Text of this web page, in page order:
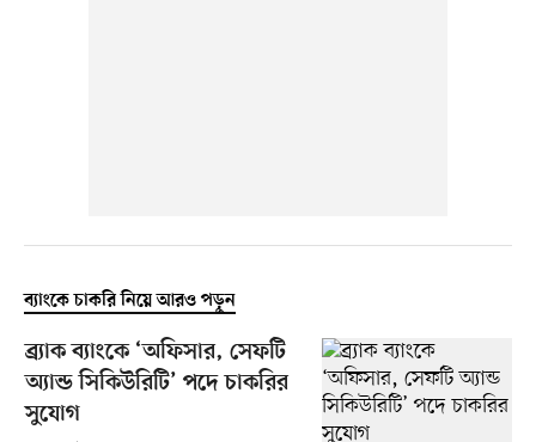
ব্যাংকে চাকরি নিয়ে আরও পড়ুন
ব্র্যাক ব্যাংকে ‘অফিসার, সেফটি
অ্যান্ড সিকিউরিটি’ পদে চাকরির
সুযোগ